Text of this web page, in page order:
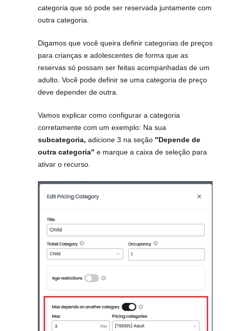
categoria que só pode ser reservada juntamente com
outra categoria.
Digamos que você queira definir categorias de preços
para crianças e adolescentes de forma que as
reservas só possam ser feitas acompanhadas de um
adulto. Você pode definir se uma categoria de preço
deve depender de outra.
Vamos explicar como configurar a categoria
corretamente com um exemplo: Na sua
subcategoria, adicione 3 na seção "Depende de
outra categoria" e marque a caixa de seleção para
ativar o recurso.